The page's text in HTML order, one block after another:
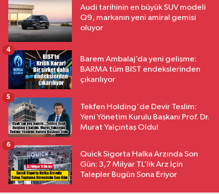
Audi tarihinin en büyük SUV modeli
Q9, markanın yeni amiral gemisi
oluyor
Barem Ambalaj’da yeni gelişme:
BARMA tüm BIST endekslerinden
çıkarılıyor
4
Tekfen Holding'de Devir Teslim:
Yeni Yönetim Kurulu Başkanı Prof. Dr.
Murat Yalçıntaş Oldu!
5
Quick Sigorta Halka Arzında Son
Gün: 3,7 Milyar TL’lik Arz İçin
Talepler Bugün Sona Eriyor
6